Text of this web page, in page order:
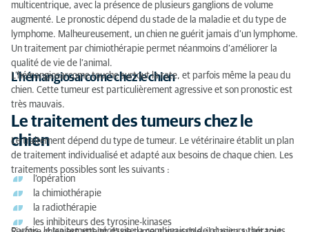
multicentrique, avec la présence de plusieurs ganglions de volume
augmenté. Le pronostic dépend du stade de la maladie et du type de
lymphome. Malheureusement, un chien ne guérit jamais d’un lymphome.
Un traitement par chimiothérapie permet néanmoins d’améliorer la
qualité de vie de l’animal.
L’hémangiosarcome chez le chien
L’hémangiosarcome touche surtout la rate, et parfois même la peau du
chien. Cette tumeur est particulièrement agressive et son pronostic est
très mauvais.
Le traitement des tumeurs chez le
chien
Le traitement dépend du type de tumeur. Le vétérinaire établit un plan
de traitement individualisé et adapté aux besoins de chaque chien. Les
traitements possibles sont les suivants :
l’opération
la chimiothérapie
la radiothérapie
les inhibiteurs des tyrosine-kinases